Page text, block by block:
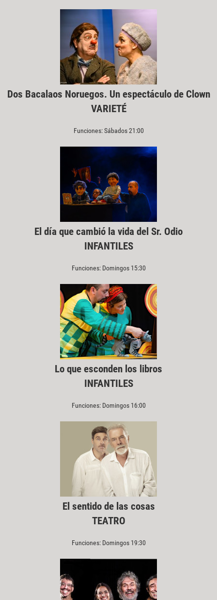
Dos Bacalaos Noruegos. Un espectáculo de Clown
VARIETÉ
Funciones: Sábados 21:00
El día que cambió la vida del Sr. Odio
INFANTILES
Funciones: Domingos 15:30
Lo que esconden los libros
INFANTILES
Funciones: Domingos 16:00
El sentido de las cosas
TEATRO
Funciones: Domingos 19:30